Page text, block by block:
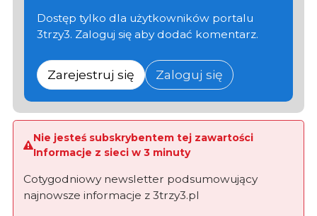
Dostęp tylko dla użytkowników portalu
3trzy3. Zaloguj się aby dodać komentarz.
Zarejestruj się Zaloguj się
Nie jesteś subskrybentem tej zawartości
Informacje z sieci w 3 minuty
Cotygodniowy newsletter podsumowujący
najnowsze informacje z 3trzy3.pl